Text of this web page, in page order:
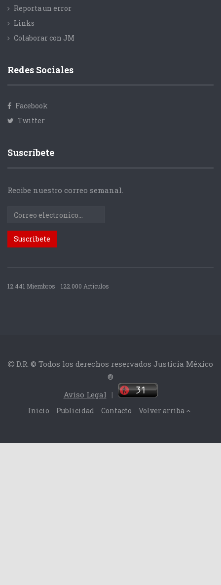
Reporta un error
Links
Colaborar con JM
Redes Sociales
Facebook
Twitter
Suscríbete
Recibe nuestro correo semanal.
12.441 Miembros 122.000 Articulos
D.R. © Todos los derechos reservados Justicia México
®
Aviso Legal |
Inicio Publicidad Contacto Volver arriba